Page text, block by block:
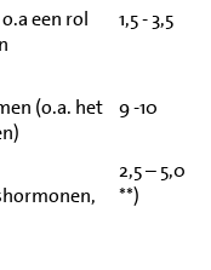
een rol
1,5 - 3,5
(o.a. het
9 -10
2,5 – 5,0
**)